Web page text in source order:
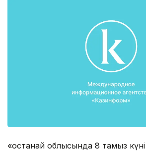
«Қостанай облысында 8 тамыз